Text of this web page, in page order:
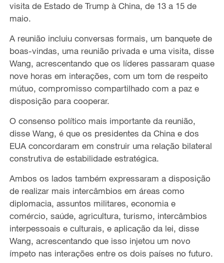
visita de Estado de Trump à China, de 13 a 15 de
maio.
A reunião incluiu conversas formais, um banquete de
boas-vindas, uma reunião privada e uma visita, disse
Wang, acrescentando que os líderes passaram quase
nove horas em interações, com um tom de respeito
mútuo, compromisso compartilhado com a paz e
disposição para cooperar.
O consenso político mais importante da reunião,
disse Wang, é que os presidentes da China e dos
EUA concordaram em construir uma relação bilateral
construtiva de estabilidade estratégica.
Ambos os lados também expressaram a disposição
de realizar mais intercâmbios em áreas como
diplomacia, assuntos militares, economia e
comércio, saúde, agricultura, turismo, intercâmbios
interpessoais e culturais, e aplicação da lei, disse
Wang, acrescentando que isso injetou um novo
ímpeto nas interações entre os dois países no futuro.